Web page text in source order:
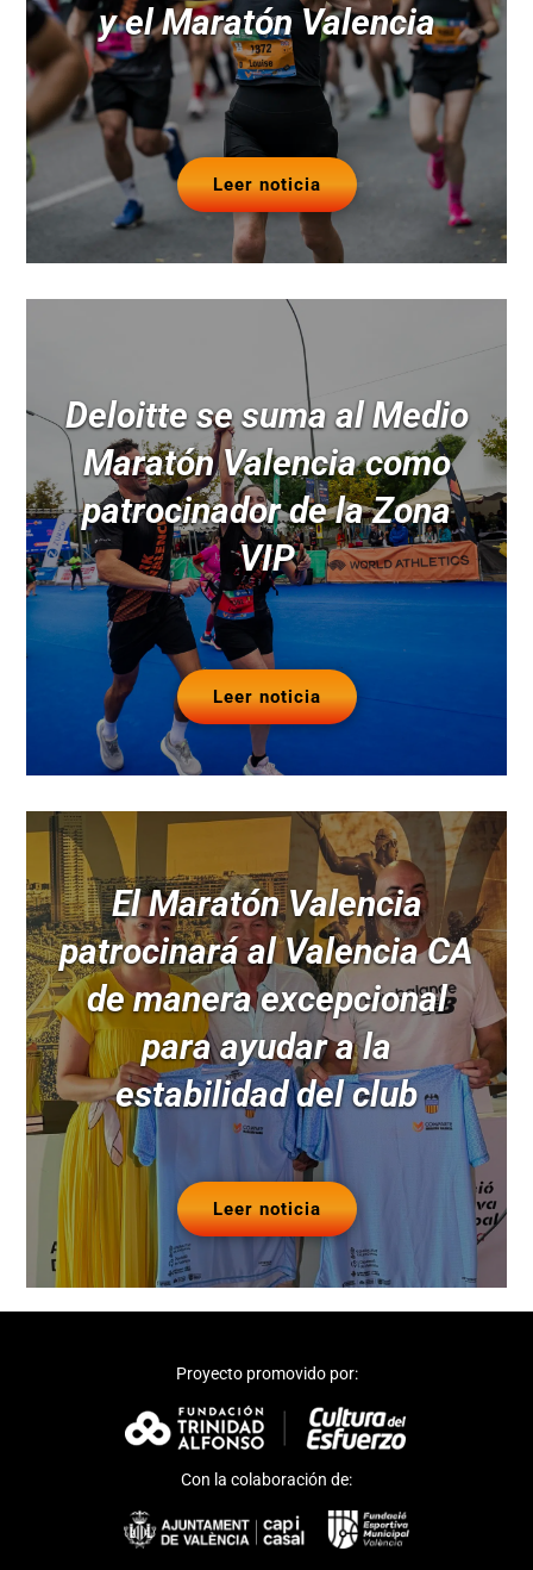
y el Maratón Valencia
Leer noticia
Deloitte se suma al Medio
Maratón Valencia como
patrocinador de la Zona
VIP
Leer noticia
El Maratón Valencia
patrocinará al Valencia CA
de manera excepcional
para ayudar a la
estabilidad del club
Leer noticia
Proyecto promovido por:
Con la colaboración de: